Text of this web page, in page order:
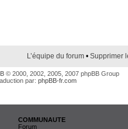
L’équipe du forum • Supprimer
© 2000, 2002, 2005, 2007 phpBB Group
par: phpBB-fr.com
COMMUNAUTE
Forum